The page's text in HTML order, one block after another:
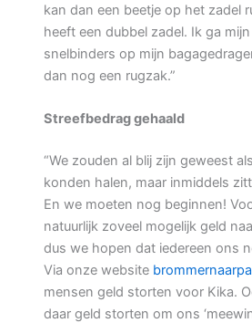
kan dan een beetje op het zadel
heeft een dubbel zadel. Ik ga
snelbinders op mijn
dan nog een rugzak.”
Streefbedrag gehaald
“We zouden al blij zijn geweest
konden halen, maar inmiddels
En we moeten nog beginnen!
natuurlijk zoveel mogelijk geld
dus we hopen dat iedereen ons
Via onze website
mensen geld storten voor Kika.
daar geld storten om ons